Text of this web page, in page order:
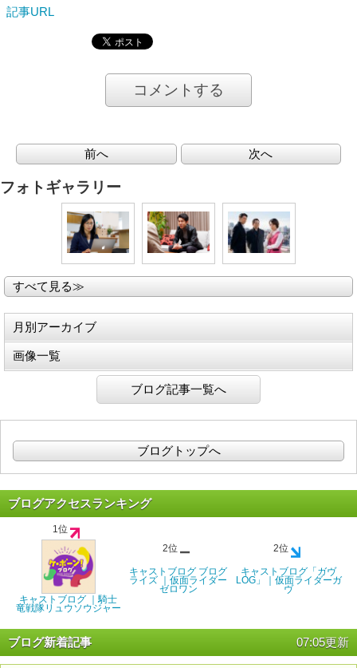
記事URL
コメントする
前へ 次へ
フォトギャラリー
すべて見る≫
月別アーカイブ
画像一覧
ブログ記事一覧へ
ブログトップへ
ブログアクセスランキング
1位
キャストブログ ｜騎士
竜戦隊リュウソウジャー
2位
キャストブログ ブログ
ライズ ｜仮面ライダー
ゼロワン
2位
キャストブログ「ガヴ
LOG」｜仮面ライダーガ
ヴ
ブログ新着記事 07:05更新